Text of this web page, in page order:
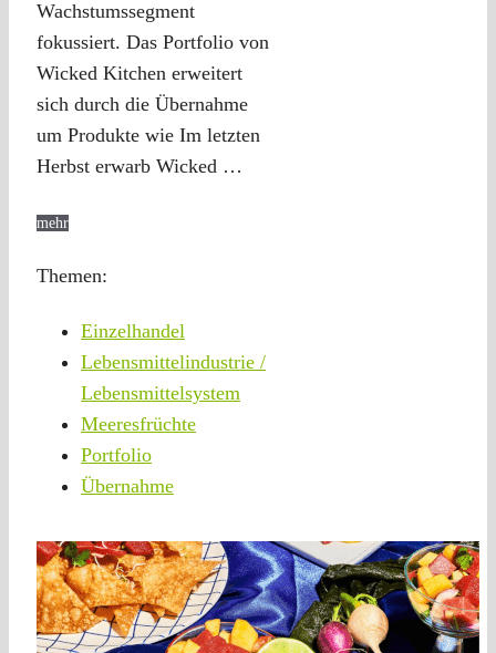
Wachstumssegment
fokussiert. Das Portfolio von
Wicked Kitchen erweitert
sich durch die Übernahme
um Produkte wie Im letzten
Herbst erwarb Wicked …
mehr
Themen:
Einzelhandel
Lebensmittelindustrie /
Lebensmittelsystem
Meeresfrüchte
Portfolio
Übernahme